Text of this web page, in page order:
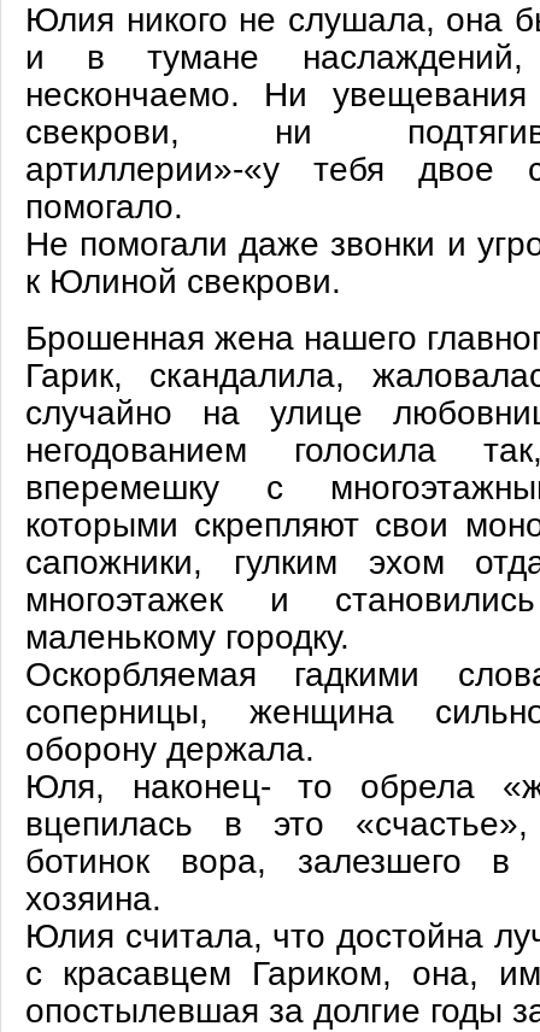
Юлия никого не слушала, она
и в тумане наслаждений,
нескончаемо. Ни
свекрови, ни
артиллерии»-«у тебя двое
помогало.
Не помогали даже звонки и
к Юлиной свекрови.
Брошенная жена нашего
Гарик, скандалила,
случайно на улице
негодованием голосила
вперемешку с
которыми скрепляют свои
сапожники, гулким эхом
многоэтажек и
маленькому городку.
Оскорбляемая гадкими
соперницы, женщина
оборону держала.
Юля, наконец- то обрела
вцепилась в это
ботинок вора, залезшего в
хозяина.
Юлия считала, что достойна
с красавцем Гариком, она,
опостылевшая за долгие годы